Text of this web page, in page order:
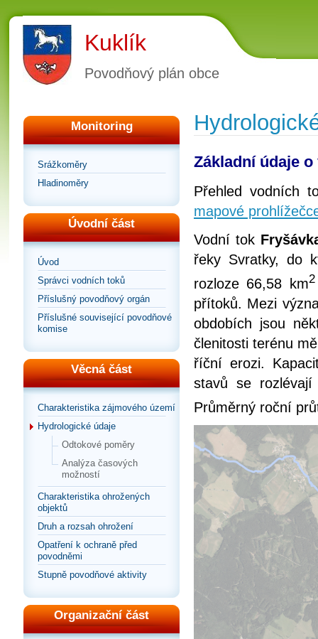
Kuklík
Povodňový plán obce
Monitoring
Srážkoměry
Hladinoměry
Úvodní část
Úvod
Správci vodních toků
Příslušný povodňový orgán
Příslušné související povodňové
komise
Věcná část
Charakteristika zájmového území
Hydrologické údaje
Odtokové poměry
Analýza časových
možností
Charakteristika ohrožených
objektů
Druh a rozsah ohrožení
Opatření k ochraně před
povodněmi
Stupně povodňové aktivity
Organizační část
Základní údaje
Přehled vodních
mapové
Vodní tok
řeky Svratky, do
rozloze 66,58 km
přítoků. Mezi
obdobích jsou
členitosti terénu
říční erozi.
stavů se
Průměrný roční